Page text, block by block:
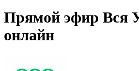
Прямой эфир Вся
онлайн